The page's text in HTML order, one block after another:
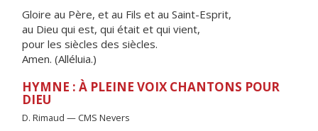
Gloire au Père, et au Fils et au Saint-Esprit,
au Dieu qui est, qui était et qui vient,
pour les siècles des siècles.
Amen. (Alléluia.)
HYMNE : À PLEINE VOIX CHANTONS POUR
DIEU
D. Rimaud — CMS Nevers